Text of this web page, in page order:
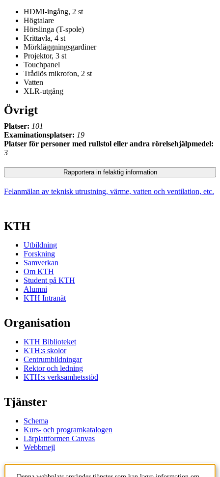
HDMI-ingång, 2 st
Högtalare
Hörslinga (T-spole)
Krittavla, 4 st
Mörkläggningsgardiner
Projektor, 3 st
Touchpanel
Trådlös mikrofon, 2 st
Vatten
XLR-utgång
Övrigt
Platser: 101
Examinationsplatser: 19
Platser för personer med rullstol eller andra rörelsehjälpmedel:
3
Rapportera in felaktig information
Felanmälan av teknisk utrustning, värme, vatten och ventilation, etc.
KTH
Utbildning
Forskning
Samverkan
Om KTH
Student på KTH
Alumni
KTH Intranät
Organisation
KTH Biblioteket
KTH:s skolor
Centrumbildningar
Rektor och ledning
KTH:s verksamhetsstöd
Tjänster
Schema
Kurs- och programkatalogen
Lärplattformen Canvas
Webbmejl
Kontakt